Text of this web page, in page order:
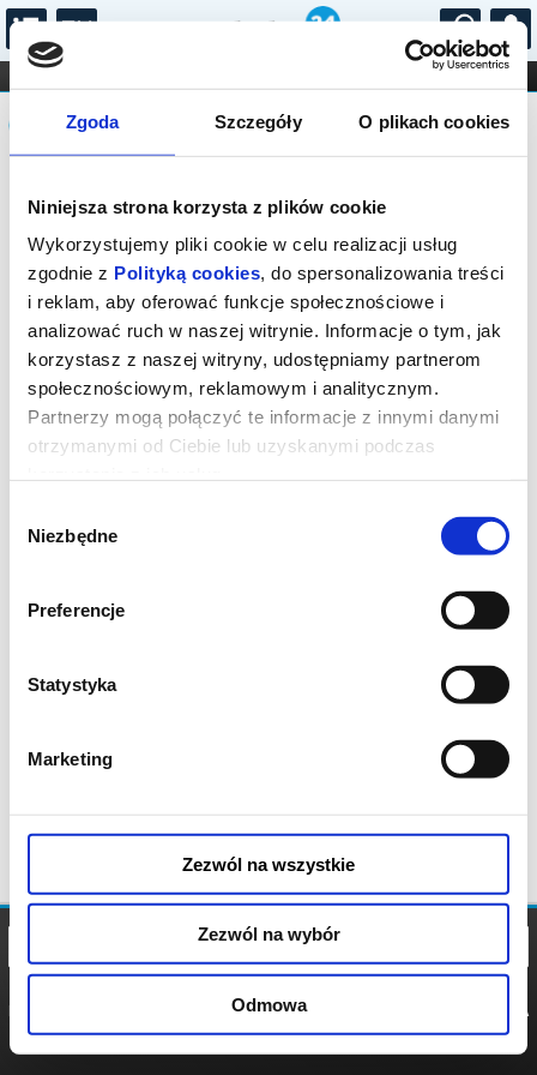
Zgoda Szczegóły O plikach cookies
Niniejsza strona korzysta z plików cookie
Wykorzystujemy pliki cookie w celu realizacji usług
zgodnie z Polityką cookies, do spersonalizowania treści
i reklam, aby oferować funkcje społecznościowe i
analizować ruch w naszej witrynie. Informacje o tym, jak
korzystasz z naszej witryny, udostępniamy partnerom
społecznościowym, reklamowym i analitycznym.
Partnerzy mogą połączyć te informacje z innymi danymi
otrzymanymi od Ciebie lub uzyskanymi podczas
zgody
Niezbędne
Preferencje
Statystyka
Marketing
Zezwól na wszystkie
Zezwól na wybór
Odmowa
...
FILHARMONIA OPERA I BALET
STAND-UP
DLA DZIECI
Komunikat
Sprzedaż on-line została zakończona,
sprawdź dostępność biletów w kasie.
POLITYKA
POLITYKA